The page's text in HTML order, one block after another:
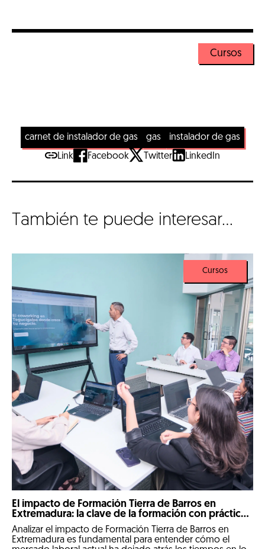
Cursos
carnet de instalador de gas gas
instalador de gas
Link
Facebook Twitter LinkedIn
También te puede interesar...
Cursos
El impacto de Formación Tierra de Barros en
Extremadura: la clave de la formación con prácticas
reales
Analizar el impacto de Formación Tierra de Barros en
Extremadura es fundamental para entender cómo el